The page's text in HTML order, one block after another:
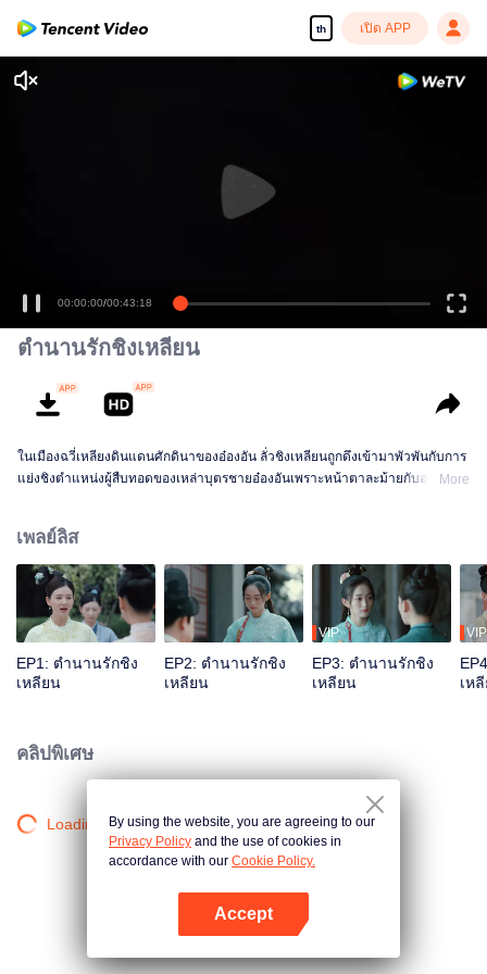
th เปิด APP
00:00:00/00:43:18
ตำนานรักชิงเหลียน
ในเมืองฉวี่เหลียงดินแดนศักดินาของอ๋องอัน ลั่วชิงเหลียนถูกดึงเข้ามาพัวพันกับการ
แย่งชิงตำแหน่งผู้สืบทอดของเหล่าบุตรชายอ๋องอันเพราะหน้าตาละม้ายกับอดีต
เมตตาฝักใฝ่ประชาของเฮ่อเหลียนซิ่น จึงตัดสินใจอยู่ช่วยเขาทำตามอุดมการณ์
More
เพลย์ลิส
EP1: ตำนานรักชิง
เหลียน
EP2: ตำนานรักชิง
เหลียน
VIP
EP3: ตำนานรักชิง
เหลียน
VIP
เห
คลิปพิเศษ
Loading…By using the website, you are agreeing to our
Privacy Policy and the use of cookies in
accordance with our Cookie Policy.
Accept